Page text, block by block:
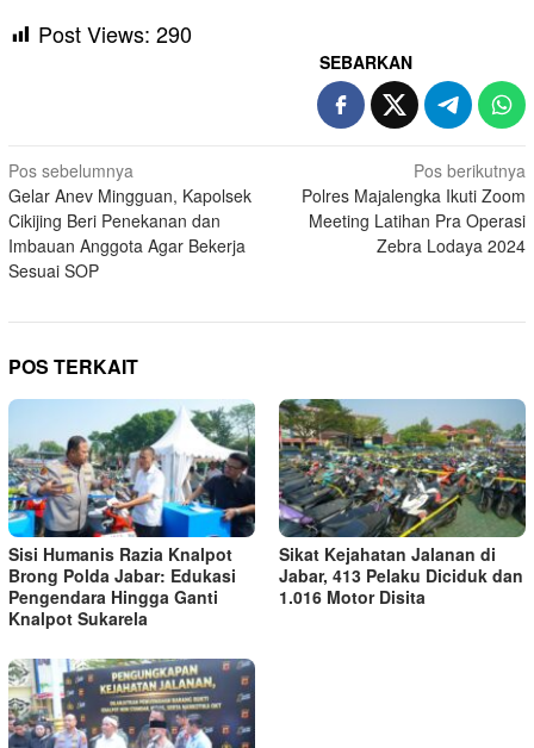
Post Views: 290
SEBARKAN
Navigasi
pos
Pos sebelumnya
Gelar Anev Mingguan, Kapolsek
Cikijing Beri Penekanan dan
Imbauan Anggota Agar Bekerja
Sesuai SOP
Pos berikutnya
Polres Majalengka Ikuti Zoom
Meeting Latihan Pra Operasi
Zebra Lodaya 2024
POS TERKAIT
Sisi Humanis Razia Knalpot
Brong Polda Jabar: Edukasi
Pengendara Hingga Ganti
Knalpot Sukarela
Sikat Kejahatan Jalanan di
Jabar, 413 Pelaku Diciduk dan
1.016 Motor Disita